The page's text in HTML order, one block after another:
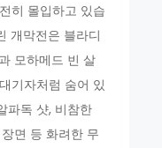
히 몰입하고 있습
개막전은 블라디
모하메드 빈 살
기자처럼 숨어 있
파독 샷, 비참한
면 등 화려한 무